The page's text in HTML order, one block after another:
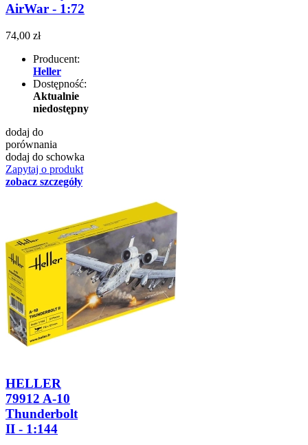
AirWar - 1:72
74,00 zł
Producent:
Heller
Dostępność:
Aktualnie
niedostępny
dodaj do
porównania
dodaj do schowka
Zapytaj o produkt
zobacz szczegóły
HELLER
79912 A-10
Thunderbolt
II - 1:144